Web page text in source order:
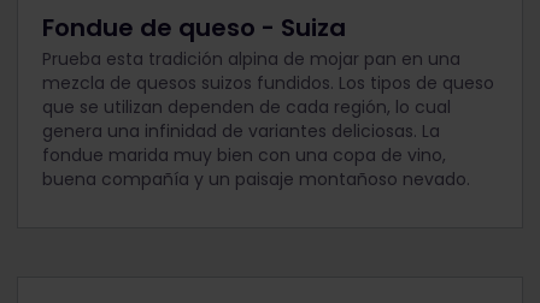
Fondue de queso - Suiza
Prueba esta tradición alpina de mojar pan en una
mezcla de quesos suizos fundidos. Los tipos de queso
que se utilizan dependen de cada región, lo cual
genera una infinidad de variantes deliciosas. La
fondue marida muy bien con una copa de vino,
buena compañía y un paisaje montañoso nevado.